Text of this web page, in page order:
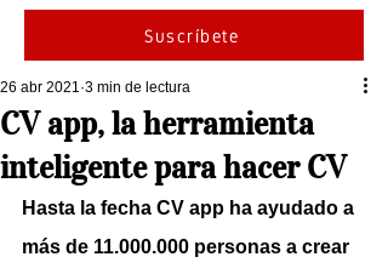
Suscríbete
CV app, la herramienta
inteligente para hacer CV
26 abr 2021 3 min de lectura
Hasta la fecha CV app ha ayudado a
más de 11.000.000 personas a crear